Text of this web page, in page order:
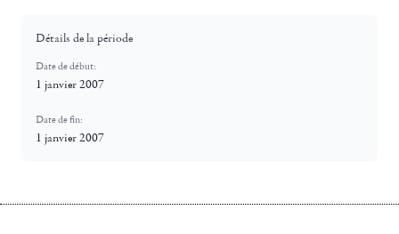
Détails de la période
Date de début:
1 janvier 2007
Date de fin:
1 janvier 2007